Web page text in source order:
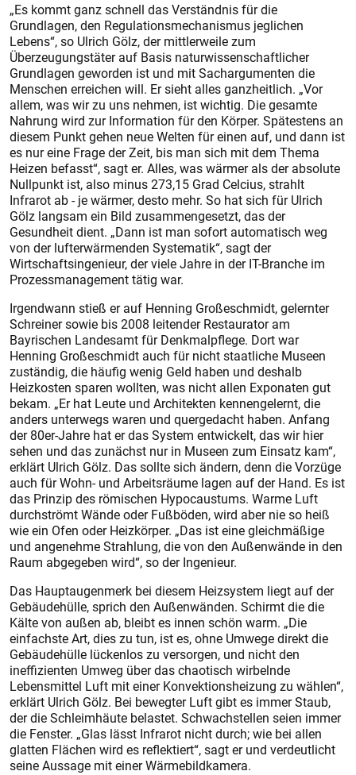
„Es kommt ganz schnell das Verständnis für die
Grundlagen, den Regulationsmechanismus jeglichen
Lebens“, so Ulrich Gölz, der mittlerweile zum
Überzeugungstäter auf Basis naturwissenschaftlicher
Grundlagen geworden ist und mit Sachargumenten die
Menschen erreichen will. Er sieht alles ganzheitlich. „Vor
allem, was wir zu uns nehmen, ist wichtig. Die gesamte
Nahrung wird zur Information für den Körper. Spätestens an
diesem Punkt gehen neue Welten für einen auf, und dann ist
es nur eine Frage der Zeit, bis man sich mit dem Thema
Heizen befasst“, sagt er. Alles, was wärmer als der absolute
Nullpunkt ist, also minus 273,15 Grad Celcius, strahlt
Infrarot ab - je wärmer, desto mehr. So hat sich für Ulrich
Gölz langsam ein Bild zusammengesetzt, das der
Gesundheit dient. „Dann ist man sofort automatisch weg
von der lufterwärmenden Systematik“, sagt der
Wirtschaftsingenieur, der viele Jahre in der IT-Branche im
Prozessmanagement tätig war.
Irgendwann stieß er auf Henning Großeschmidt, gelernter
Schreiner sowie bis 2008 leitender Restaurator am
Bayrischen Landesamt für Denkmalpflege. Dort war
Henning Großeschmidt auch für nicht staatliche Museen
zuständig, die häufig wenig Geld haben und deshalb
Heizkosten sparen wollten, was nicht allen Exponaten gut
bekam. „Er hat Leute und Architekten kennengelernt, die
anders unterwegs waren und quergedacht haben. Anfang
der 80er-Jahre hat er das System entwickelt, das wir hier
sehen und das zunächst nur in Museen zum Einsatz kam“,
erklärt Ulrich Gölz. Das sollte sich ändern, denn die Vorzüge
auch für Wohn- und Arbeitsräume lagen auf der Hand. Es ist
das Prinzip des römischen Hypocaustums. Warme Luft
durchströmt Wände oder Fußböden, wird aber nie so heiß
wie ein Ofen oder Heizkörper. „Das ist eine gleichmäßige
und angenehme Strahlung, die von den Außenwände in den
Raum abgegeben wird“, so der Ingenieur.
Das Hauptaugenmerk bei diesem Heizsystem liegt auf der
Gebäudehülle, sprich den Außenwänden. Schirmt die die
Kälte von außen ab, bleibt es innen schön warm. „Die
einfachste Art, dies zu tun, ist es, ohne Umwege direkt die
Gebäudehülle lückenlos zu versorgen, und nicht den
ineffizienten Umweg über das chaotisch wirbelnde
Lebensmittel Luft mit einer Konvektionsheizung zu wählen“,
erklärt Ulrich Gölz. Bei bewegter Luft gibt es immer Staub,
der die Schleimhäute belastet. Schwachstellen seien immer
die Fenster. „Glas lässt Infrarot nicht durch; wie bei allen
glatten Flächen wird es reflektiert“, sagt er und verdeutlicht
seine Aussage mit einer Wärmebildkamera.